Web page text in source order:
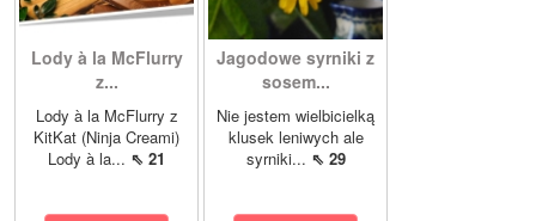
Lody à la McFlurry
z...
Lody à la McFlurry z
KitKat (Ninja Creami)
Lody à la... ⇖ 21
Jagodowe syrniki z
sosem...
Nie jestem wielbicielką
klusek leniwych ale
syrniki... ⇖ 29